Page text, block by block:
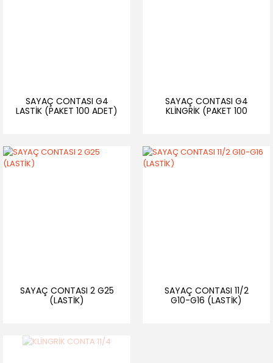
SAYAÇ CONTASI G4
LASTİK (PAKET 100 ADET)
SAYAÇ CONTASI G4
KLİNGRİK (PAKET 100
SAYAÇ CONTASI 2 G25
(LASTİK)
SAYAÇ CONTASI 11/2
G10-G16 (LASTİK)